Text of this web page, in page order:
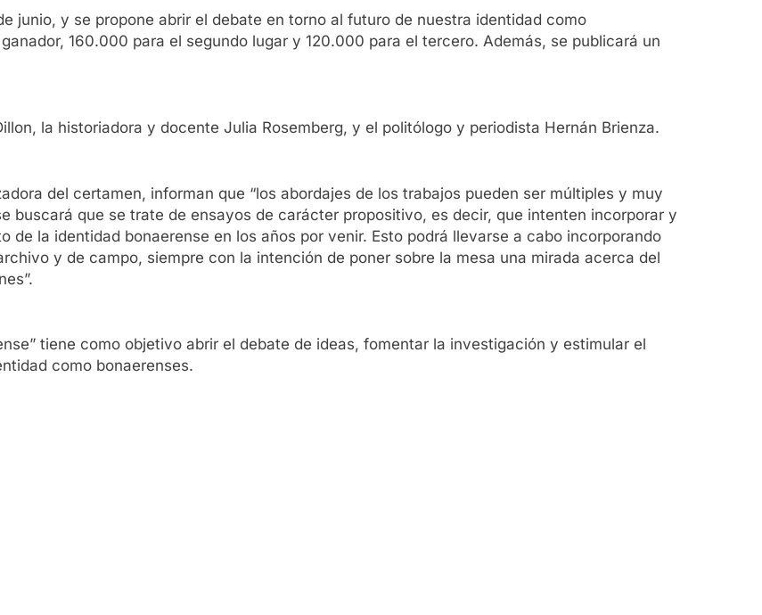
junio, y se propone abrir el debate en torno al futuro de nuestra identidad como
160.000 para el segundo lugar y 120.000 para el tercero. Además, se publicará un
la historiadora y docente Julia Rosemberg, y el politólogo y periodista Hernán Brienza.
del certamen, informan que “los abordajes de los trabajos pueden ser múltiples y muy
buscará que se trate de ensayos de carácter propositivo, es decir, que intenten incorporar y
de la identidad bonaerense en los años por venir. Esto podrá llevarse a cabo incorporando
y de campo, siempre con la intención de poner sobre la mesa una mirada acerca del
tiene como objetivo abrir el debate de ideas, fomentar la investigación y estimular el
como bonaerenses.